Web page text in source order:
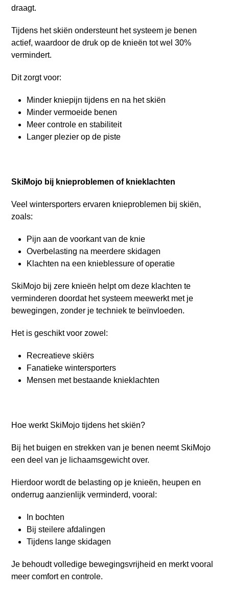
draagt.
Tijdens het skiën ondersteunt het systeem je benen
actief, waardoor de druk op de knieën tot wel 30%
vermindert.
Dit zorgt voor:
Minder kniepijn tijdens en na het skiën
Minder vermoeide benen
Meer controle en stabiliteit
Langer plezier op de piste
SkiMojo bij knieproblemen of knieklachten
Veel wintersporters ervaren knieproblemen bij skiën,
zoals:
Pijn aan de voorkant van de knie
Overbelasting na meerdere skidagen
Klachten na een knieblessure of operatie
SkiMojo bij zere knieën helpt om deze klachten te
verminderen doordat het systeem meewerkt met je
bewegingen, zonder je techniek te beïnvloeden.
Het is geschikt voor zowel:
Recreatieve skiërs
Fanatieke wintersporters
Mensen met bestaande knieklachten
Hoe werkt SkiMojo tijdens het skiën?
Bij het buigen en strekken van je benen neemt SkiMojo
een deel van je lichaamsgewicht over.
Hierdoor wordt de belasting op je knieën, heupen en
onderrug aanzienlijk verminderd, vooral:
In bochten
Bij steilere afdalingen
Tijdens lange skidagen
Je behoudt volledige bewegingsvrijheid en merkt vooral
meer comfort en controle.